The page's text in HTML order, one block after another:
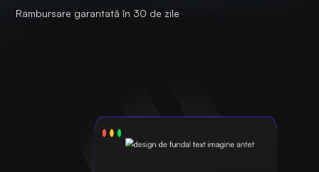
Rambursare garantată în 30 de zile